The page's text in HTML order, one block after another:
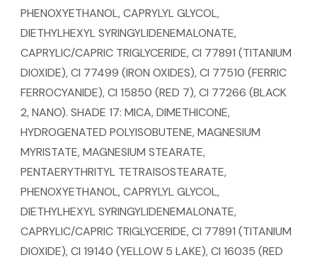
PHENOXYETHANOL, CAPRYLYL GLYCOL,
DIETHYLHEXYL SYRINGYLIDENEMALONATE,
CAPRYLIC/CAPRIC TRIGLYCERIDE, CI 77891 (TITANIUM
DIOXIDE), CI 77499 (IRON OXIDES), CI 77510 (FERRIC
FERROCYANIDE), CI 15850 (RED 7), CI 77266 (BLACK
2, NANO). SHADE 17: MICA, DIMETHICONE,
HYDROGENATED POLYISOBUTENE, MAGNESIUM
MYRISTATE, MAGNESIUM STEARATE,
PENTAERYTHRITYL TETRAISOSTEARATE,
PHENOXYETHANOL, CAPRYLYL GLYCOL,
DIETHYLHEXYL SYRINGYLIDENEMALONATE,
CAPRYLIC/CAPRIC TRIGLYCERIDE, CI 77891 (TITANIUM
DIOXIDE), CI 19140 (YELLOW 5 LAKE), CI 16035 (RED